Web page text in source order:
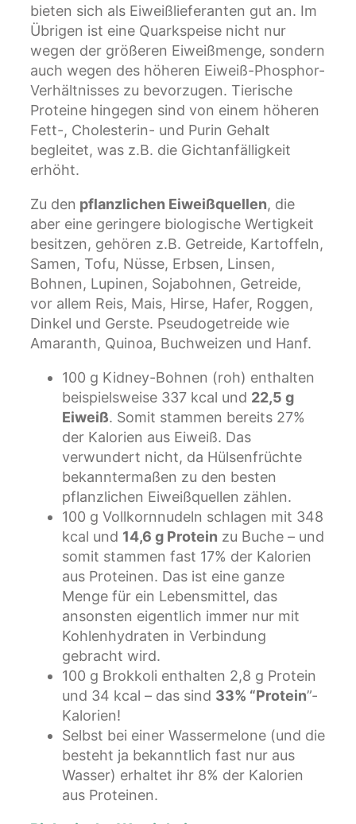
bieten sich als Eiweißlieferanten gut an. Im
Übrigen ist eine Quarkspeise nicht nur
wegen der größeren Eiweißmenge, sondern
auch wegen des höheren Eiweiß-Phosphor-
Verhältnisses zu bevorzugen. Tierische
Proteine hingegen sind von einem höheren
Fett-, Cholesterin- und Purin Gehalt
begleitet, was z.B. die Gichtanfälligkeit
erhöht.
Zu den pflanzlichen Eiweißquellen, die
aber eine geringere biologische Wertigkeit
besitzen, gehören z.B. Getreide, Kartoffeln,
Samen, Tofu, Nüsse, Erbsen, Linsen,
Bohnen, Lupinen, Sojabohnen, Getreide,
vor allem Reis, Mais, Hirse, Hafer, Roggen,
Dinkel und Gerste. Pseudogetreide wie
Amaranth, Quinoa, Buchweizen und Hanf.
100 g Kidney-Bohnen (roh) enthalten
beispielsweise 337 kcal und 22,5 g
Eiweiß. Somit stammen bereits 27%
der Kalorien aus Eiweiß. Das
verwundert nicht, da Hülsenfrüchte
bekanntermaßen zu den besten
pflanzlichen Eiweißquellen zählen.
100 g Vollkornnudeln schlagen mit 348
kcal und 14,6 g Protein zu Buche – und
somit stammen fast 17% der Kalorien
aus Proteinen. Das ist eine ganze
Menge für ein Lebensmittel, das
ansonsten eigentlich immer nur mit
Kohlenhydraten in Verbindung
gebracht wird.
100 g Brokkoli enthalten 2,8 g Protein
und 34 kcal – das sind 33% “Protein”-
Kalorien!
Selbst bei einer Wassermelone (und die
besteht ja bekanntlich fast nur aus
Wasser) erhaltet ihr 8% der Kalorien
aus Proteinen.